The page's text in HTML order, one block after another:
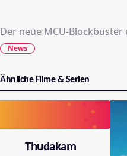
Der neue MCU-
News
Ähnliche Filme & Serien
Thudakam